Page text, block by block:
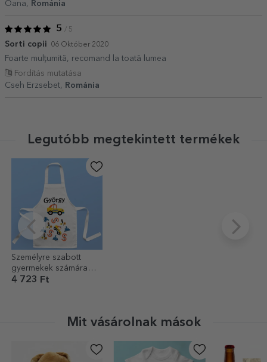
Oana,
Románia
5 / 5
Sorti copii 06 Október 2020
Foarte mulțumită, recomand la toată lumea
Fordítás mutatása
Cseh Erzsebet,
Románia
Legutóbb megtekintett termékek
Személyre szabott
gyermekek számára
készült válogatás
4 723 Ft
Mit vásárolnak mások